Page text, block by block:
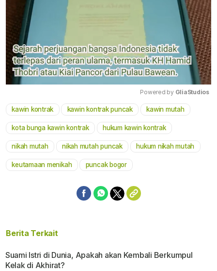
Mute
Powered by GliaStudios
kawin kontrak kawin kontrak puncak kawin mutah
kota bunga kawin kontrak hukum kawin kontrak
nikah mutah nikah mutah puncak hukum nikah mutah
keutamaan menikah puncak bogor
Berita Terkait
Suami Istri di Dunia, Apakah akan Kembali Berkumpul
Kelak di Akhirat?